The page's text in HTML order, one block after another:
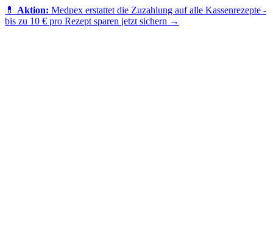
💊 Aktion: Medpex erstattet die Zuzahlung auf alle Kassenrezepte -
bis zu 10 € pro Rezept sparen jetzt sichern →